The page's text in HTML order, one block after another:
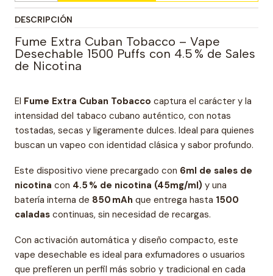
DESCRIPCIÓN
Fume Extra Cuban Tobacco – Vape
Desechable 1500 Puffs con 4.5 % de Sales
de Nicotina
El Fume Extra Cuban Tobacco captura el carácter y la
intensidad del tabaco cubano auténtico, con notas
tostadas, secas y ligeramente dulces. Ideal para quienes
buscan un vapeo con identidad clásica y sabor profundo.
Este dispositivo viene precargado con 6ml de sales de
nicotina con 4.5 % de nicotina (45mg/ml) y una
batería interna de 850 mAh que entrega hasta 1500
caladas continuas, sin necesidad de recargas.
Con activación automática y diseño compacto, este
vape desechable es ideal para exfumadores o usuarios
que prefieren un perfil más sobrio y tradicional en cada